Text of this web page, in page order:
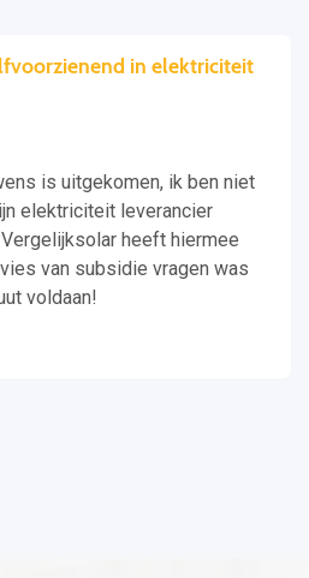
in elektriciteit
is uitgekomen, ik ben niet
elektriciteit leverancier
heeft hiermee
van subsidie vragen was
voldaan!